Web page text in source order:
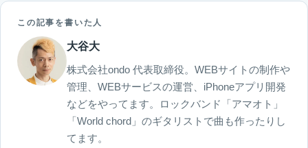
この記事を書いた人
大谷大
株式会社ondo 代表取締役。WEBサイトの制作や
管理、WEBサービスの運営、iPhoneアプリ開発
などをやってます。ロックバンド「アマオト」
「World chord」のギタリストで曲も作ったりし
てます。